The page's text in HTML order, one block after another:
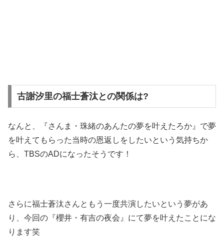
古謝汐里の福士蒼汰との関係は?
なんと、『さんま・珠緒のあんたの夢を叶えたろか』で夢
を叶えてもらった当時の恩返しをしたいという気持ちか
ら、TBSのADになったそうです！
さらに福士蒼汰さんともう一度共演したいという夢があ
り、今回の『櫻井・有吉の夜会』にて夢を叶えたことにな
ります笑